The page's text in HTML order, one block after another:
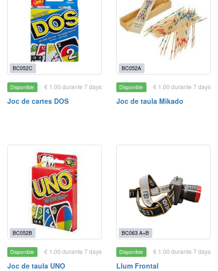
BC052C
Disponible € 1.00 durante 7 days
Joc de cartes DOS
BC052A
Disponible € 1.00 durante 7 days
Joc de taula Mikado
BC052B
Disponible € 1.00 durante 7 days
Joc de taula UNO
BC063 A+B
Disponible € 1.00 durante 7 days
Llum Frontal